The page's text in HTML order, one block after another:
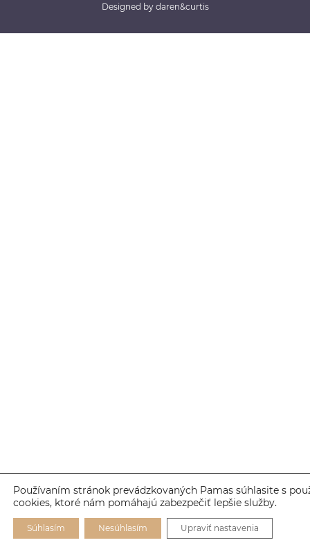
Designed by daren&curtis
Používaním stránok prevádzkovaných Pamas súhlasite s
cookies, ktoré nám pomáhajú zabezpečiť lepšie služby.
Súhlasím Nesúhlasím Upraviť nastavenia